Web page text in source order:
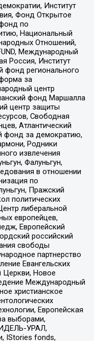
Институт
Фонд Открытое
по
Национальный
Отношений,
Международный
Россия, Институт
фонд регионального
за
центр
фонд Маршалла
центр защиты
Свободная
Атлантический
фонд за демократию,
Родники
извлечения
Фалуньгун,
в отношении
по
Пражский
политических
либеральной
европейцев,
Европейский
российский
свободы
партнерство
Евангельских
Церкви, Новое
Международный
христианское
Европейская
выборами,
УРАЛ,
IStories fonds,